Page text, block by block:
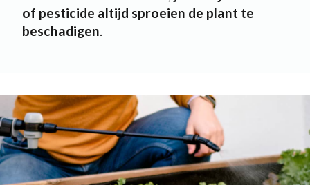
of pesticide altijd sproeien de plant te
beschadigen.